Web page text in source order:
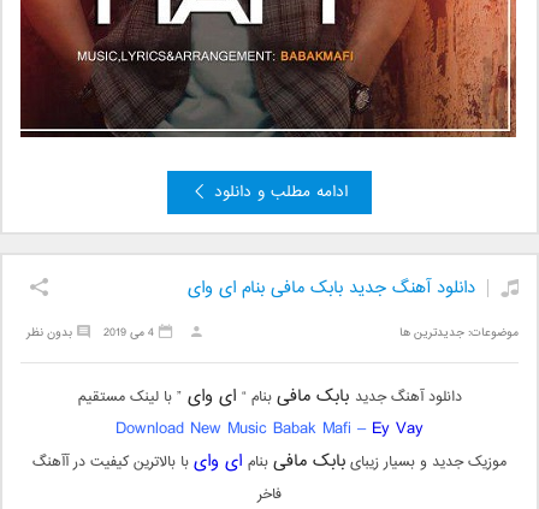
ادامه مطلب و دانلود
دانلود آهنگ جدید بابک مافی بنام ای وای
موضوعات:جدیدترین ها بدون نظر 4 می 2019
دانلود آهنگ جدید بابک مافیبنام “ ای وای” با لینک مستقیم
Download New Music Babak Mafi – Ey Vay
موزیک جدید و بسیار زیبایبابک مافیبنام ای وایبا بالاترین کیفیت در آآهنگ
فاخر